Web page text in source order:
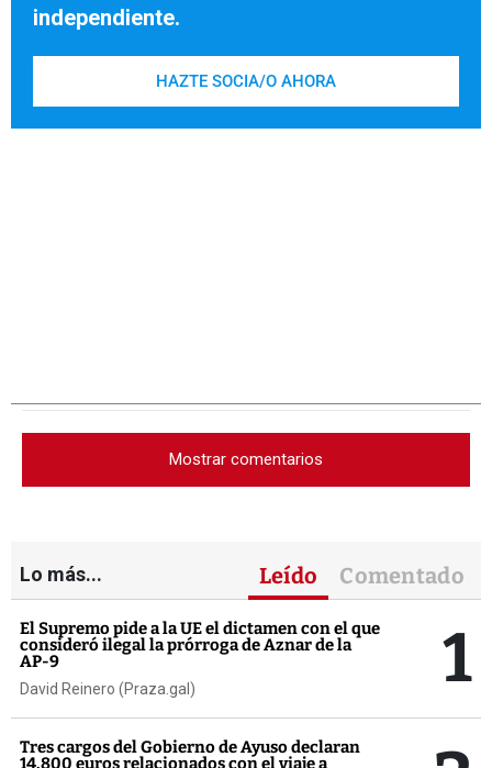
independiente.
HAZTE SOCIA/O AHORA
Mostrar comentarios
Lo más... Leído Comentado
El Supremo pide a la UE el dictamen con el que
consideró ilegal la prórroga de Aznar de la
AP-9
David Reinero (Praza.gal) 1
Tres cargos del Gobierno de Ayuso declaran
14.800 euros relacionados con el viaje a